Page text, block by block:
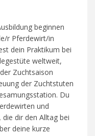
beginnen
r Pferdewirt/in
dein Praktikum bei
weltweit,
Zuchtsaison
der Zuchtstuten
Du
und
dir den Alltag bei
deine kurze